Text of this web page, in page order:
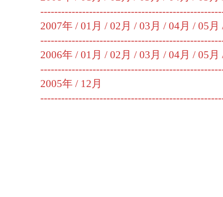
2007年 / 01月 / 02月 / 03月 / 04月 / 05月
2006年 / 01月 / 02月 / 03月 / 04月 / 05月
2005年 / 12月